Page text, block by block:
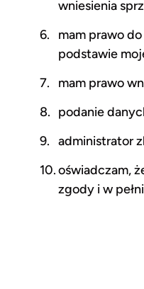
wniesienia
mam prawo
podstawie
mam prawo
podanie
administrator
oświadczam,
zgody i w